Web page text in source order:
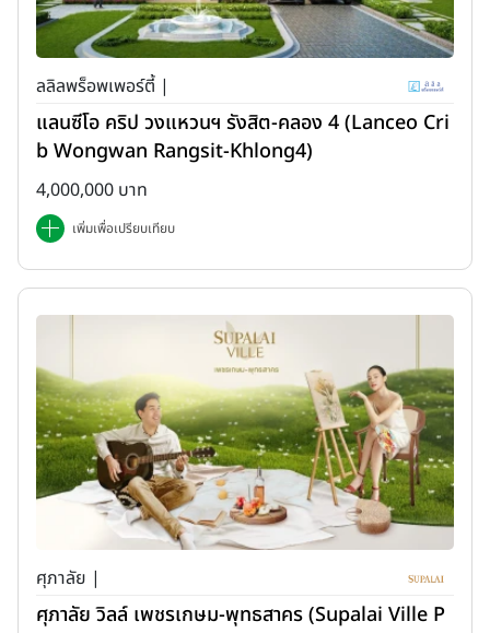
ลลิลพร็อพเพอร์ตี้ |
แลนซีโอ คริป วงแหวนฯ รังสิต-คลอง 4 (Lanceo Cri
b Wongwan Rangsit-Khlong4)
4,000,000 บาท
เพิ่มเพื่อเปรียบเทียบ
ศุภาลัย |
ศุภาลัย วิลล์ เพชรเกษม-พุทธสาคร (Supalai Ville P